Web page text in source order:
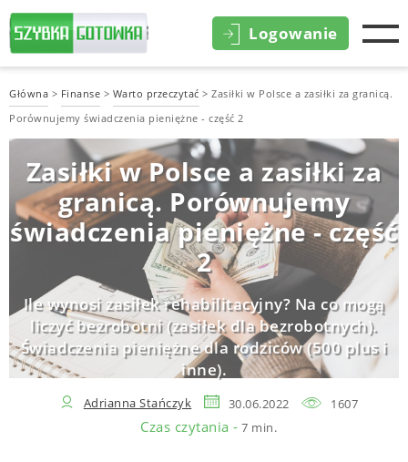
Logowanie
Główna > Finanse > Warto przeczytać > Zasiłki w Polsce a zasiłki za granicą.
Porównujemy świadczenia pieniężne - część 2
Zasiłki w Polsce a zasiłki za
granicą. Porównujemy
świadczenia pieniężne - część
2
Ile wynosi zasiłek rehabilitacyjny? Na co mogą
liczyć bezrobotni (zasiłek dla bezrobotnych).
Świadczenia pieniężne dla rodziców (500 plus i
inne).
Adrianna Stańczyk 30.06.2022 1607
Czas czytania - 7 min.